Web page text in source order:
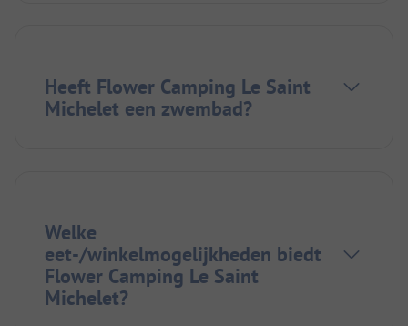
Heeft Flower Camping Le Saint
Michelet een zwembad?
Welke
eet-/winkelmogelijkheden biedt
Flower Camping Le Saint
Michelet?